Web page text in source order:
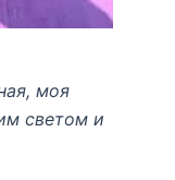
моя
светом и